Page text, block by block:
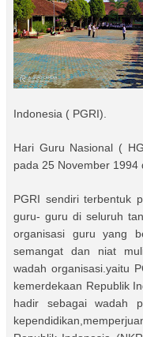
Indonesia ( PGRI).
Hari Guru Nasional (
pada 25 November 1994
PGRI sendiri terbentuk
guru- guru di seluruh
organisasi guru yang
semangat dan niat
wadah organisasi.yaitu
kemerdekaan Republik
hadir sebagai wadah